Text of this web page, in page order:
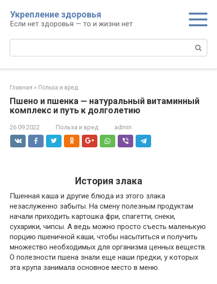
контенту
Укрепление здоровья
Если нет здоровья — то и жизни нет
Поиск:
Главная » Польза и вред
Пшено и пшенка — натуральный витаминный
комплекс и путь к долголетию
26.09.2022 Польза и вред admin
История злака
Пшенная каша и другие блюда из этого злака
незаслуженно забыты. На смену полезным продуктам
начали приходить картошка фри, спагетти, снеки,
сухарики, чипсы. А ведь можно просто съесть маленькую
порцию пшеничной каши, чтобы насытиться и получить
множество необходимых для организма ценных веществ.
О полезности пшена знали еще наши предки, у которых
эта крупа занимала основное место в меню.